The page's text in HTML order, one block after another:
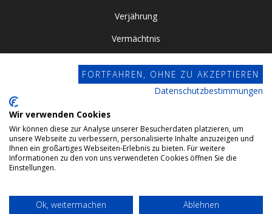
Verjährung
Vermächtnis
Vorsorgevollmacht
© 2024 Gehrlein & Kollegen GbR. All rights reserved.
Datenschutz
Impressum
FORTFAHREN, OHNE ZU AKZEPTIEREN
Datenschutzbestimmungen
Wir verwenden Cookies
Wir können diese zur Analyse unserer Besucherdaten platzieren, um
unsere Webseite zu verbessern, personalisierte Inhalte anzuzeigen und
Ihnen ein großartiges Webseiten-Erlebnis zu bieten. Für weitere
Informationen zu den von uns verwendeten Cookies öffnen Sie die
Einstellungen.
Ok, weitermachen Ablehnen